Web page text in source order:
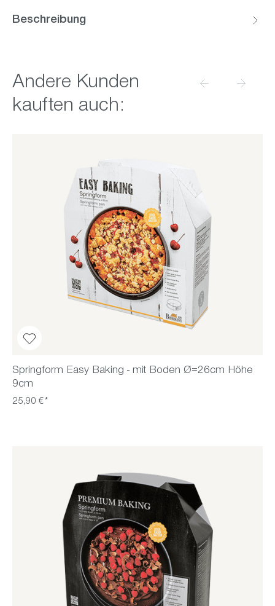
Beschreibung
Produktgalerie überspringen
Andere Kunden
kauften auch:
Springform Easy Baking - mit Boden Ø=26cm Höhe
9cm
25,90 €*